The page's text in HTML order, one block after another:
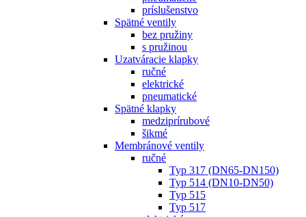
príslušenstvo
Spätné ventily
bez pružiny
s pružinou
Uzatváracie klapky
ručné
elektrické
pneumatické
Spätné klapky
medziprírubové
šikmé
Membránové ventily
ručné
Typ 317 (DN65-DN150)
Typ 514 (DN10-DN50)
Typ 515
Typ 517